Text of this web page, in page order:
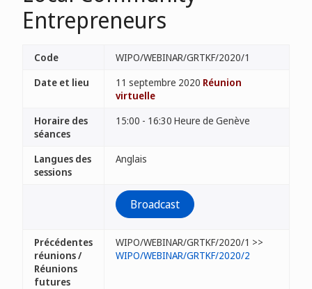
Entrepreneurs
Code
WIPO/WEBINAR/GRTKF/2020/1
Date et lieu
11 septembre 2020 Réunion
virtuelle
Horaire des
séances
15:00 - 16:30 Heure de Genève
Langues des
sessions
Anglais
Broadcast
Précédentes
réunions /
Réunions
futures
WIPO/WEBINAR/GRTKF/2020/1 >>
WIPO/WEBINAR/GRTKF/2020/2